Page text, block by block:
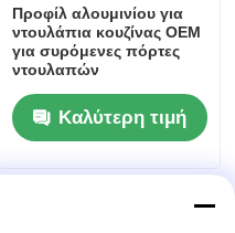
Προφίλ αλουμινίου για
ντουλάπια κουζίνας OEM
για συρόμενες πόρτες
ντουλαπών
Καλύτερη τιμή